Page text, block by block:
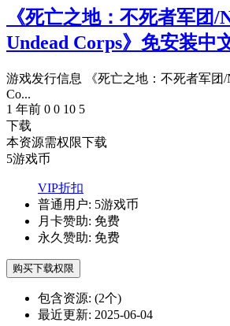
《死亡之地：不死者军团/
Undead Corps》免安装中
游戏发行信息 《死亡之地：不死者军团/
Co...
1 年前 0 0 10 5
下载
本资源需权限下载
5游戏币
VIP折扣
普通用户: 5游戏币
月卡赞助: 免费
永久赞助: 免费
购买下载权限
包含资源: (2个)
最近更新: 2025-06-04